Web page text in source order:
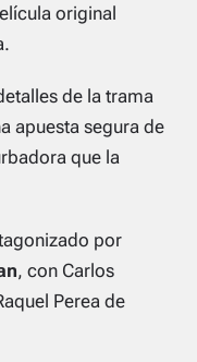
original
de la trama
apuesta segura de
que la
por
, con Carlos
Perea de